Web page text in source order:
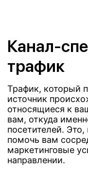
Канал-
трафик
Трафик, который
источник
относящиеся к
вам, откуда
посетителей.
помочь вам
маркетинговые
направлении.